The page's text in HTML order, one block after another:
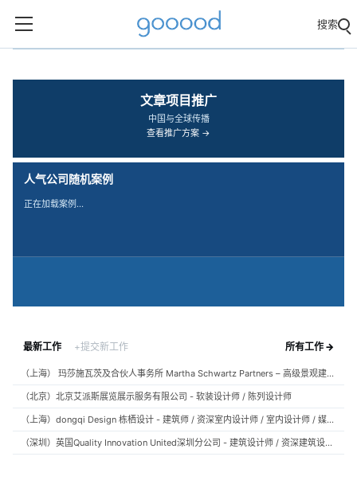
搜索
文章项目推广
中国与全球传播
查看推广方案 →
人气公司随机案例
正在加载案例…
最新工作 +提交新工作 所有工作 →
（上海） 玛莎施瓦茨及合伙人事务所 Martha Schwartz Partners – 高级景观建筑师 Senior Landscape Designer / 景观建筑师 Landscape Designer
（北京）北京艾派斯展览展示服务有限公司 - 软装设计师 / 陈列设计师
（上海）dongqi Design 栋栖设计 - 建筑师 / 资深室内设计师 / 室内设计师 / 媒体及公共关系主管 / 设计实习生（常年招聘）
（深圳）英国Quality Innovation United深圳分公司 - 建筑设计师 / 资深建筑设计师 / 室内设计师 / 设计实习生